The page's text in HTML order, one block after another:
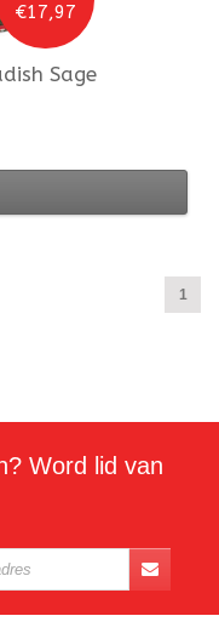
€17,97
Sage
1
Word lid van